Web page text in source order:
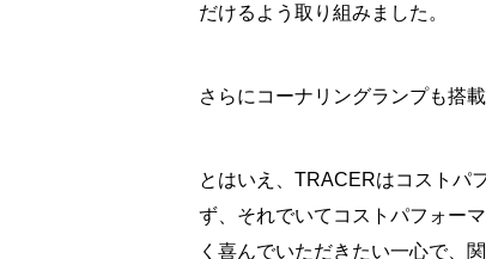
だけるよう取り組みました。
さらにコーナリングランプも搭
とはいえ、TRACERはコストパ
ず、それでいてコストパフォー
く喜んでいただきたい一心で、